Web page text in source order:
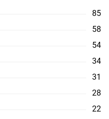
85
58
54
34
31
28
22